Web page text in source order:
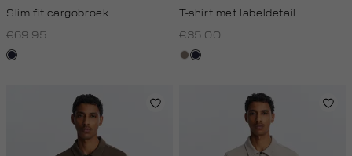
Slim fit cargobroek
€69.95
blauw,
T-shirt met labeldetail
€35.00
kleiblauw,